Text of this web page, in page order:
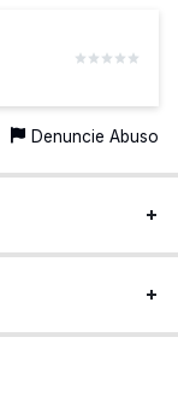
Denuncie Abuso